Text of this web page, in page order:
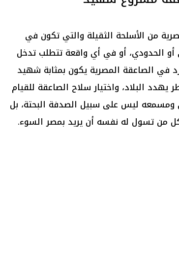
من الأسلحة الثقيلة والتي تكون في
الحدودي، أو في أي واقعة تتطلب تدخل
في الصاعقة المصرية يكون بمثابة شهيد
البلاد، واختيار سلاح الصاعقة للقيام
ومسمعه ليس على سبيل الصدفة البحتة، بل
من تسول له نفسه أن يريد بمصر السوء.